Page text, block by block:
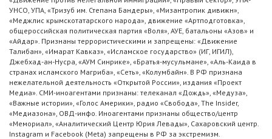
УНСО, УПА, «Тризуб им. Степана Бандеры», «Мизантропик дивижн»,
«Меджлис крымскотатарского народа», движение «Артподготовка»,
общероссийская политическая партия «Воля», АУЕ, батальоны «Азов» и
«Айдар». Признаны террористическими и запрещены: «Движение
Талибан», «Имарат Кавказ», «Исламское государство» (ИГ, ИГИЛ),
Джебхад-ан-Нусра, «АУМ Синрике», «Братья-мусульмане», «Аль-Каида в
странах исламского Магриба», «Сеть», «Колумбайн». В РФ признана
нежелательной деятельность «Открытой России», издания «Проект
Медиа». СМИ-иноагентами признаны: телеканал «Дождь», «Медуза»,
«Важные истории», «Голос Америки», радио «Свобода», The Insider,
«Медиазона», ОВД-инфо. Иноагентами признаны общество/центр
«Мемориал», «Аналитический Центр Юрия Левады», Сахаровский центр.
Instagram и Facebook (Metа) запрещены в РФ за экстремизм.